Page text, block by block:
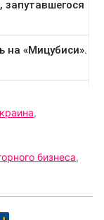
,
бизнеса,